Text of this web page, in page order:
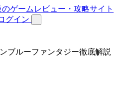
グイン
ブルーファンタジー徹底解説